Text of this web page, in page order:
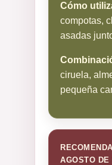
Cómo
compotas,
asadas
ciruela,
pequeña
AGOSTO DE